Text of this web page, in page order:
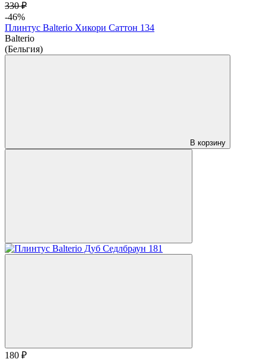
330 ₽
-46%
Плинтус Balterio Хикори Саттон 134
Balterio
(Бельгия)
В корзину
180 ₽